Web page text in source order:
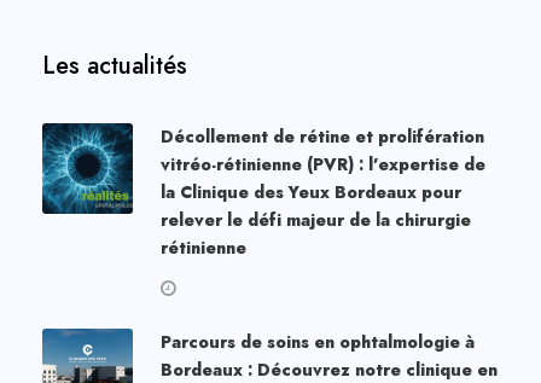
Les actualités
Décollement de rétine et prolifération
vitréo-rétinienne (PVR) : l’expertise de
la Clinique des Yeux Bordeaux pour
relever le défi majeur de la chirurgie
rétinienne
Parcours de soins en ophtalmologie à
Bordeaux : Découvrez notre clinique en